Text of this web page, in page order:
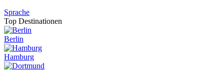
Sprache
Top Destinationen
Berlin
Hamburg